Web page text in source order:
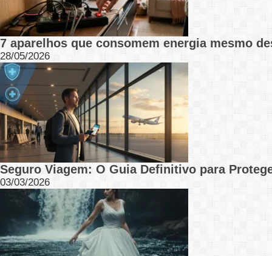
7 aparelhos que consomem energia mesmo
28/05/2026
Seguro Viagem: O Guia Definitivo para
03/03/2026